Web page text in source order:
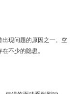
现问题的原因之一。空
不少的隐患。